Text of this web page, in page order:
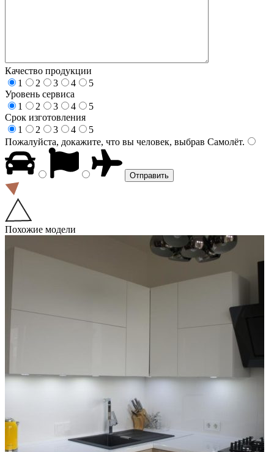
Качество продукции
1
2 3 4
5
Уровень сервиса
1
2 3 4
5
Срок изготовления
1
2 3 4
5
Пожалуйста, докажите, что вы человек, выбрав Самолёт.
Похожие модели